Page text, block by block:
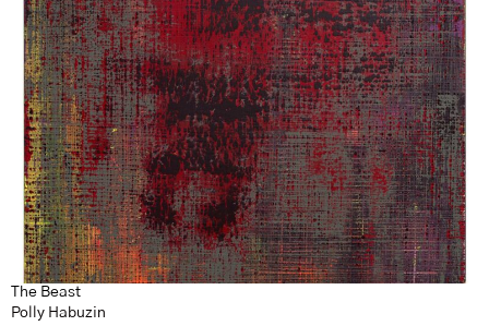
The Beast
Polly Habuzin